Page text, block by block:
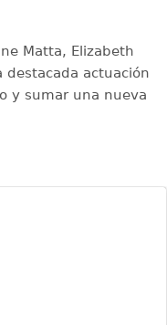
Matta, Elizabeth
destacada actuación
y sumar una nueva